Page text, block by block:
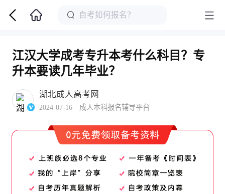
江汉大学成考专升本考什么科目？专
升本要读几年毕业？
湖北成人高考网
2024-07-16 成人本科报名辅导平台